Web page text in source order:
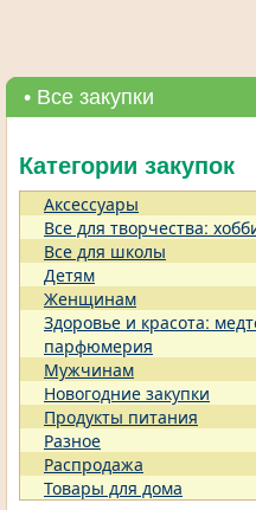
• Все закупки
Категории закупок
Аксессуары
Все для творчества:
Все для школы
Детям
Женщинам
Здоровье и красота:
парфюмерия
Мужчинам
Новогодние закупки
Продукты питания
Разное
Распродажа
Товары для дома